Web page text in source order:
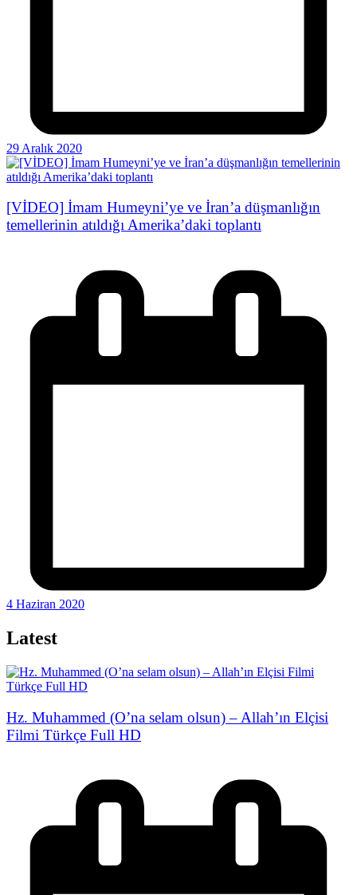
29 Aralık 2020
[VİDEO] İmam Humeyni’ye ve İran’a düşmanlığın
temellerinin atıldığı Amerika’daki toplantı
4 Haziran 2020
Latest
Hz. Muhammed (O’na selam olsun) – Allah’ın Elçisi
Filmi Türkçe Full HD